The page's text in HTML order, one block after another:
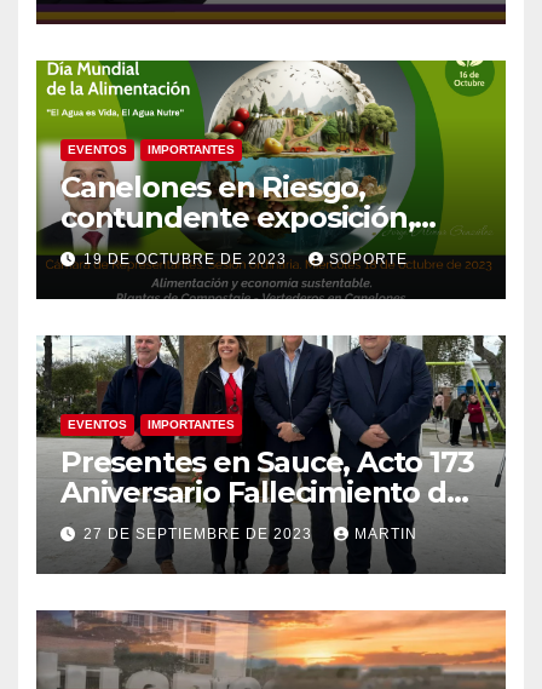
EVENTOS IMPORTANTES
Canelones en Riesgo,
contundente exposición,
agua como recurso, agua
como derecho humano.
19 DE OCTUBRE DE 2023 SOPORTE
EVENTOS IMPORTANTES
Presentes en Sauce, Acto 173
Aniversario Fallecimiento de
José Artigas
27 DE SEPTIEMBRE DE 2023 MARTIN